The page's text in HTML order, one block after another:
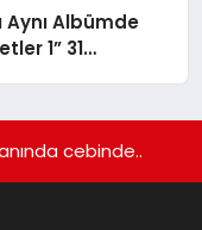
Aynı Albümde
1” 31
cebinde..